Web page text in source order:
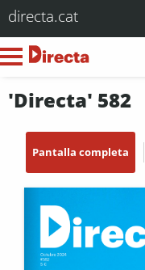
directa.cat
'Directa' 582
Pantalla completa